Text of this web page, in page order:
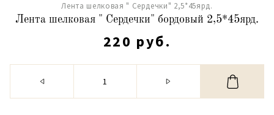
Лента шелковая " Сердечки" 2,5*45ярд.
Лента шелковая " Сердечки" бордовый 2,5*45ярд.
220 руб.